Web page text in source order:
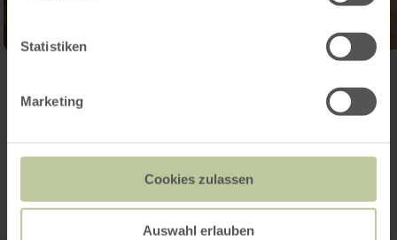
Statistiken
Marketing
Cookies zulassen
Auswahl erlauben
Kontakt